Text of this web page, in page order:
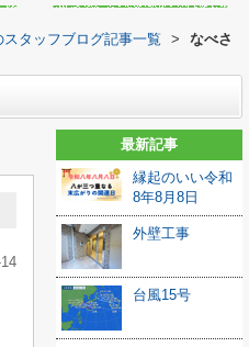
タッフブログ記事一覧 >
なべさ
最新記事
縁起のいい令和
8年8月8日
外壁工事
台風15号